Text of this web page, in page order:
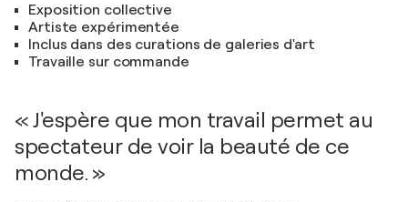
Exposition collective
Artiste expérimentée
Inclus dans des curations de galeries d'art
Travaille sur commande
« J'espère que mon travail permet au
spectateur de voir la beauté de ce
monde. »